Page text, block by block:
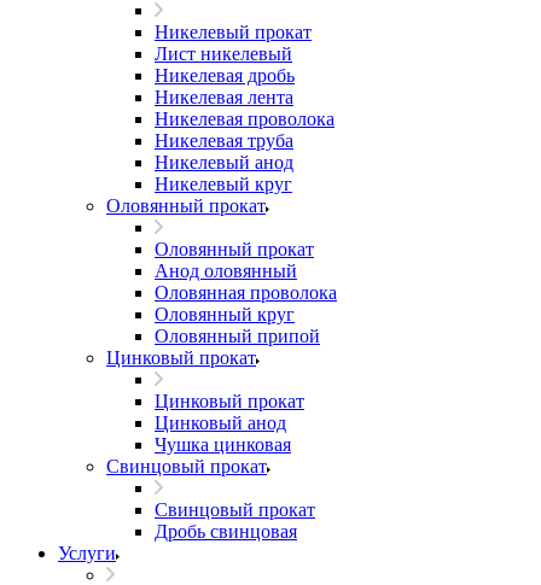
Никелевый прокат
Лист никелевый
Никелевая дробь
Никелевая лента
Никелевая проволока
Никелевая труба
Никелевый анод
Никелевый круг
Оловянный прокат
Оловянный прокат
Анод оловянный
Оловянная проволока
Оловянный круг
Оловянный припой
Цинковый прокат
Цинковый прокат
Цинковый анод
Чушка цинковая
Свинцовый прокат
Свинцовый прокат
Дробь свинцовая
Услуги